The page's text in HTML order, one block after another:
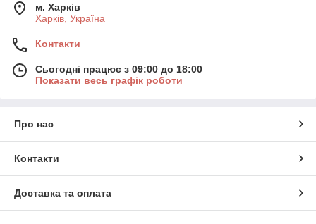
м. Харків
Харків, Україна
Контакти
Сьогодні працює з 09:00 до 18:00
Показати весь графік роботи
Про нас
Контакти
Доставка та оплата